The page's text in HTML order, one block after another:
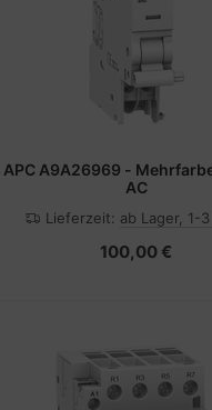
APC A9A26969 -
AC
Lieferzeit: ab Lager, 1-
100,00 €